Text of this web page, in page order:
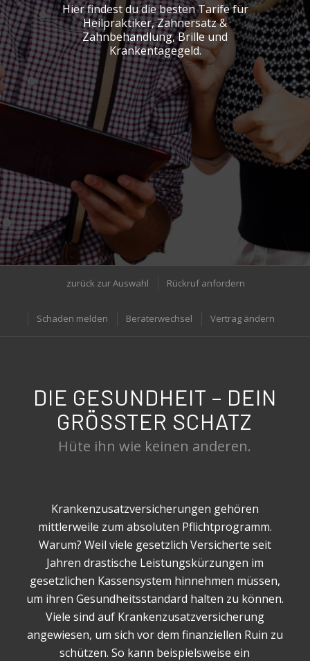
Hier findest du die besten Tarife für
Heilpraktiker, Zahnersatz &
Zahnbehandlung, Brille und
Krankentagegeld.
zurück zur Auswahl Rückruf anfordern
Schaden melden Beraterwechsel Vertrag ändern
DIE GESUNDHEIT – DEIN
GRÖSSTER SCHATZ
Hüte ihn wie keinen anderen.
Krankenzusatzversicherungen gehören
mittlerweile zum absoluten Pflichtprogramm.
Warum? Weil viele gesetzlich Versicherte seit
Jahren drastische Leistungskürzungen im
gesetzlichen Kassensystem hinnehmen müssen,
um ihren Gesundheitsstandard halten zu können.
Viele sind auf Krankenzusatzversicherung
angewiesen, um sich vor dem finanziellen Ruin zu
schützen. So kann beispielsweise ein